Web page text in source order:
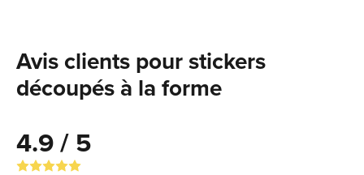
Avis clients pour stickers
découpés à la forme
4.9 / 5